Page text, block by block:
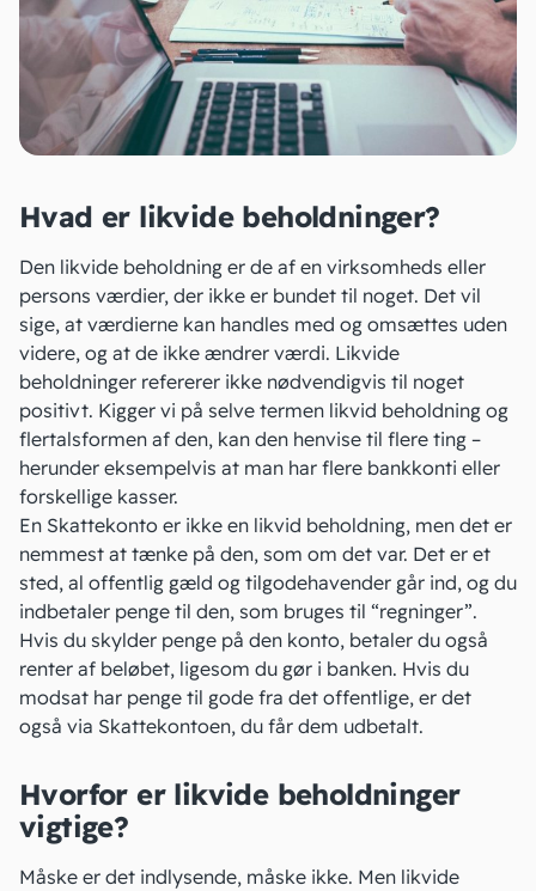
Hvad er likvide beholdninger?
Den likvide beholdning er de af en virksomheds eller
persons værdier, der ikke er bundet til noget. Det vil
sige, at værdierne kan handles med og omsættes uden
videre, og at de ikke ændrer værdi. Likvide
beholdninger refererer ikke nødvendigvis til noget
positivt. Kigger vi på selve termen likvid beholdning og
flertalsformen af den, kan den henvise til flere ting –
herunder eksempelvis at man har flere bankkonti eller
forskellige kasser.
En Skattekonto er ikke en likvid beholdning, men det er
nemmest at tænke på den, som om det var. Det er et
sted, al offentlig gæld og tilgodehavender går ind, og du
indbetaler penge til den, som bruges til “regninger”.
Hvis du skylder penge på den konto, betaler du også
renter af beløbet, ligesom du gør i banken. Hvis du
modsat har penge til gode fra det offentlige, er det
også via Skattekontoen, du får dem udbetalt.
Hvorfor er likvide beholdninger
vigtige?
Måske er det indlysende, måske ikke. Men likvide